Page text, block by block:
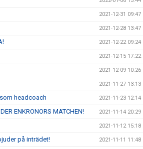
2021-12-31 09:47
2021-12-28 13:47
2021-12-22 09:24
2021-12-15 17:22
2021-12-09 10:26
2021-11-27 13:13
headcoach 2021-11-23 12:14
ENKRONORS MATCHEN! 2021-11-14 20:29
2021-11-12 15:18
på inträdet! 2021-11-11 11:48